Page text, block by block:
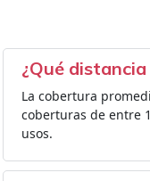
¿Qué
La cobertura
coberturas de entre
usos.